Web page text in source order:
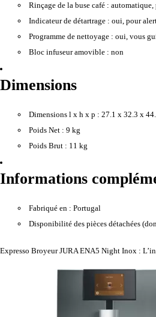
Rinçage de la buse café : automatique,
Indicateur de détartrage : oui, pour
Programme de nettoyage : oui, vous
Bloc infuseur amovible : non
Dimensions
Dimensions l x h x p : 27.1 x 32.3 x
Poids Net : 9 kg
Poids Brut : 11 kg
Informations
Fabriqué en : Portugal
Disponibilité des pièces détachées
Expresso Broyeur JURA ENA5 Night Inox :